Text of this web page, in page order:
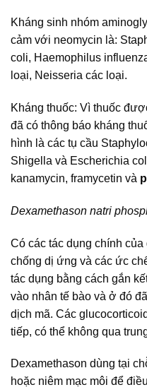
Kháng sinh nhóm
cảm với neomycin là:
coli, Haemophilus
loại, Neisseria các loại.
Kháng thuốc: Vì thuốc
đã có thông báo kháng
hình là các tụ cầu
Shigella và Escherichia
kanamycin, framycetin và
Dexamethason natri
Có các tác dụng chính
chống dị ứng và các ức
tác dụng bằng cách gắn
vào nhân tế bào và ở đó
dịch mã. Các
tiếp, có thể không qua
Dexamethason dùng tại
hoặc niêm mạc môi để